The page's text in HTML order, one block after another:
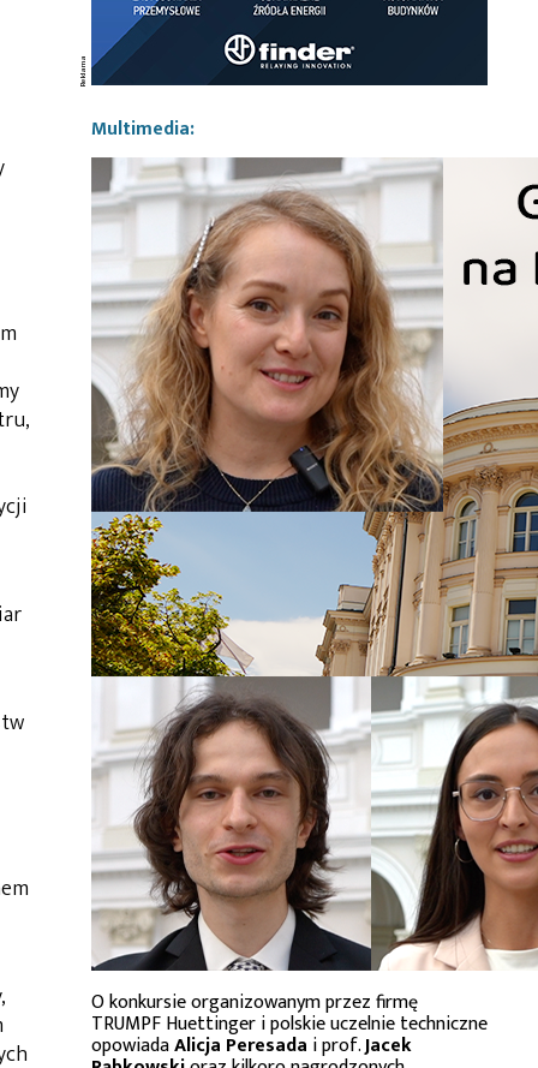
Multimedia:
O konkursie organizowanym przez firmę
TRUMPF Huettinger i polskie uczelnie techniczne
opowiadaAlicja Peresada i prof.Jacek